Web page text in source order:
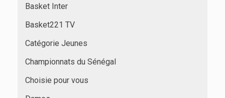
Basket Inter
Basket221 TV
Catégorie Jeunes
Championnats du Sénégal
Choisie pour vous